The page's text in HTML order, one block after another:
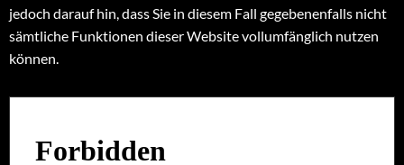
jedoch darauf hin, dass Sie in diesem Fall gegebenenfalls nicht
sämtliche Funktionen dieser Website vollumfänglich nutzen
können.